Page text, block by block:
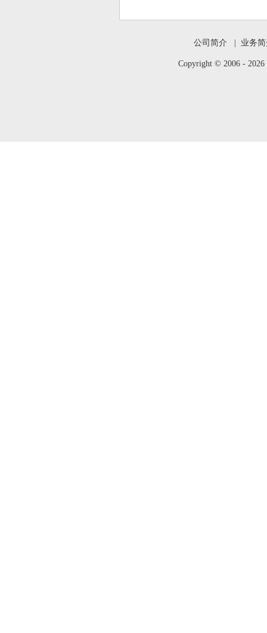
公司简介 业务
Copyright © 2006 -